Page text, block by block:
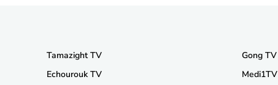
Tamazight TV
Echourouk TV
Gong TV
Medi1TV